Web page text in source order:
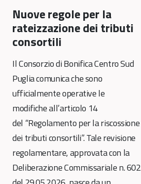
Nuove regole per la
rateizzazione dei tributi
consortili
Il Consorzio di Bonifica Centro Sud
Puglia comunica che sono
ufficialmente operative le
modifiche all’articolo 14
del “Regolamento per la riscossione
dei tributi consortili”. Tale revisione
regolamentare, approvata con la
Deliberazione Commissariale n. 602